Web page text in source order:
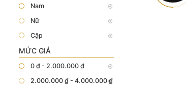
Nam
Nữ
Cặp
MỨC GIÁ
0 ₫ - 2.000.000 ₫
2.000.000 ₫ - 4.000.000 ₫